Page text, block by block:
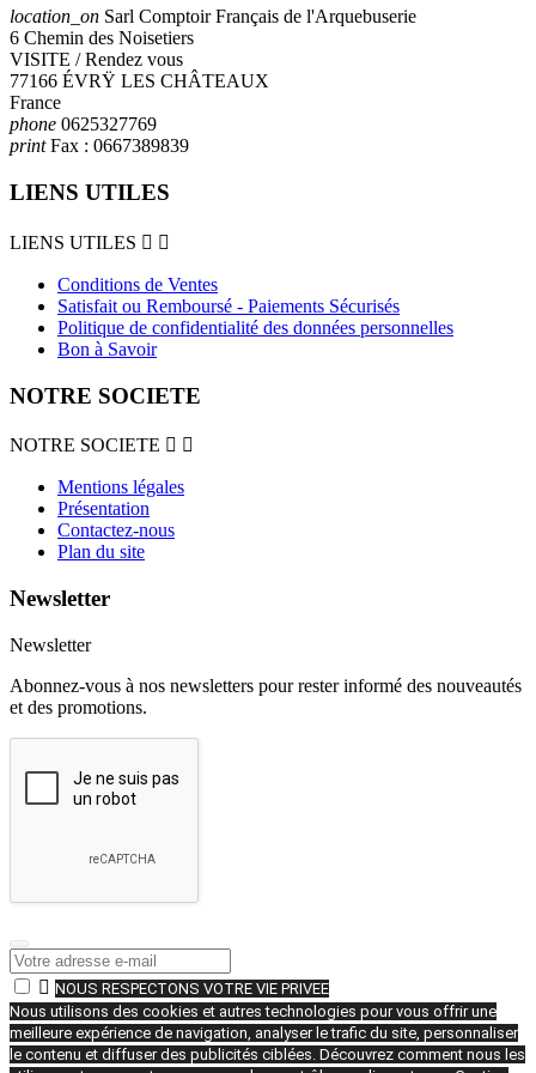
location_on Sarl Comptoir Français de l'Arquebuserie
6 Chemin des Noisetiers
VISITE / Rendez vous
77166 ÉVRŸ LES CHÂTEAUX
France
phone 0625327769
printFax : 0667389839
LIENS UTILES
LIENS UTILES  
Conditions de Ventes
Satisfait ou Remboursé - Paiements Sécurisés
Politique de confidentialité des données personnelles
Bon à Savoir
NOTRE SOCIETE
NOTRE SOCIETE  
Mentions légales
Présentation
Contactez-nous
Plan du site
Newsletter
Newsletter
Abonnez-vous à nos newsletters pour rester informé des nouveautés
et des promotions.
 NOUS RESPECTONS VOTRE VIE PRIVEE
Nous utilisons des cookies et autres technologies pour vous offrir une
meilleure expérience de navigation, analyser le trafic du site, personnaliser
le contenu et diffuser des publicités ciblées. Découvrez comment nous les